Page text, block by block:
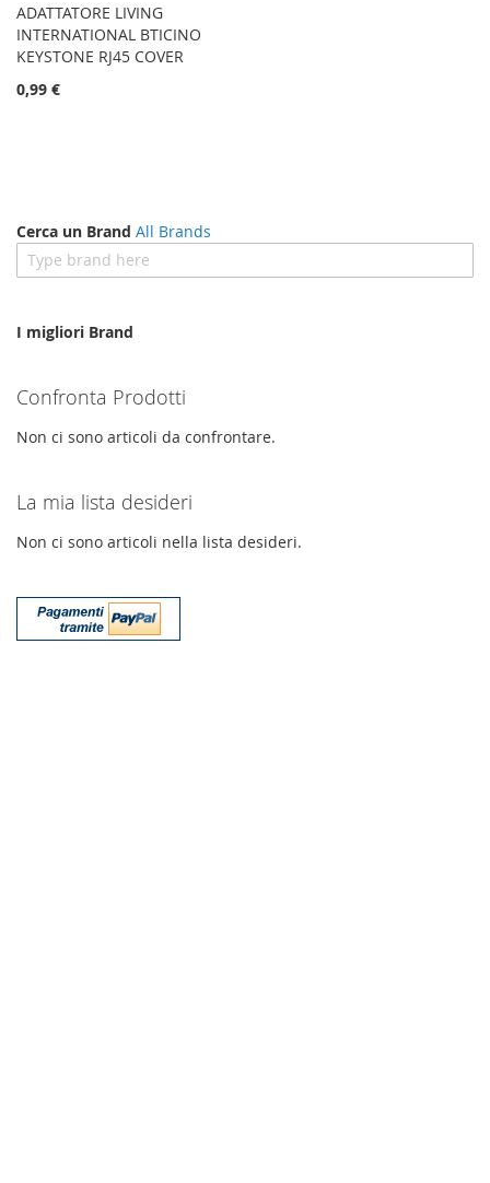
ADATTATORE LIVING
INTERNATIONAL BTICINO
KEYSTONE RJ45 COVER
0,99 €
Cerca un Brand All Brands
I migliori Brand
Confronta Prodotti
Non ci sono articoli da confrontare.
La mia lista desideri
Non ci sono articoli nella lista desideri.